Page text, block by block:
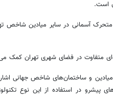
است.
متحرک آسمانی در سایر میادین شاخص
متفاوت در فضای شهری تهران کمک
و ساختمان‌های شاخص جهانی
پیشرو در استفاده از این نوع